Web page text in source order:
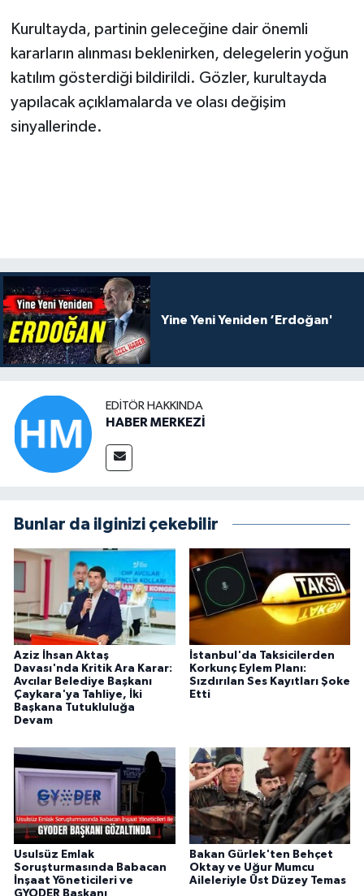
Kurultayda, partinin geleceğine dair önemli
kararların alınması beklenirken, delegelerin yoğun
katılım gösterdiği bildirildi. Gözler, kurultayda
yapılacak açıklamalarda ve olası değişim
sinyallerinde.
Yine Yeni Yeniden ‘Erdoğan'
EDITÖR HAKKINDA
HABER MERKEZİ
Bunlar da ilginizi çekebilir
Aziz İhsan Aktaş
Davası'nda Kritik Ara Karar:
Avcılar Belediye Başkanı
Çaykara'ya Tahliye, İki
Başkana Tutukluluğa
Devam
İstanbul'da Taksicilerden
Korkunç Eylem Planı:
Sızdırılan Ses Kayıtları Şoke
Etti
Usulsüz Emlak
Soruşturmasında Babacan
İnşaat Yöneticileri ve
GYODER Başkanı
Bakan Gürlek'ten Behçet
Oktay ve Uğur Mumcu
Aileleriyle Üst Düzey Temas